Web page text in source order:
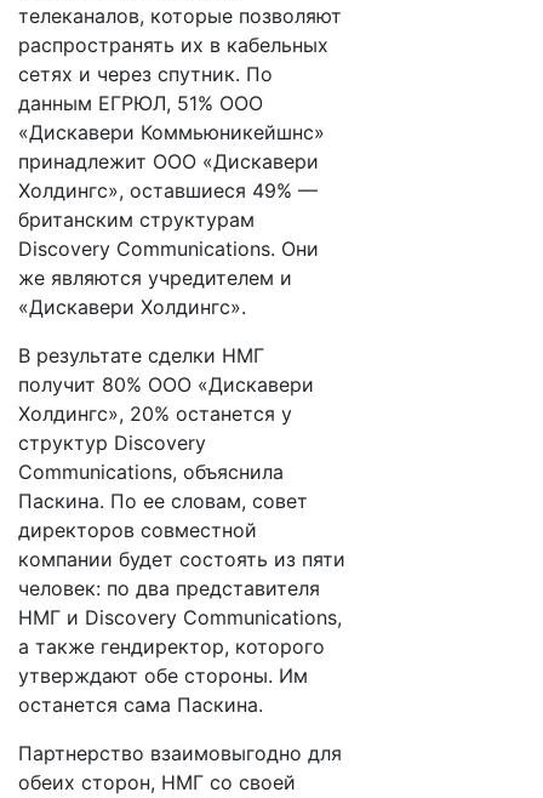
телеканалов, которые позволяют
распространять их в кабельных
сетях и через спутник. По
данным ЕГРЮЛ, 51% ООО
«Дискавери Коммьюникейшнс»
принадлежит ООО «Дискавери
Холдингс», оставшиеся 49% —
британским структурам
Discovery Communications. Они
же являются учредителем и
«Дискавери Холдингс».
В результате сделки НМГ
получит 80% ООО «Дискавери
Холдингс», 20% останется у
структур Discovery
Communications, объяснила
Паскина. По ее словам, совет
директоров совместной
компании будет состоять из пяти
человек: по два представителя
НМГ и Discovery Communications,
а также гендиректор, которого
утверждают обе стороны. Им
останется сама Паскина.
Партнерство взаимовыгодно для
обеих сторон, НМГ со своей